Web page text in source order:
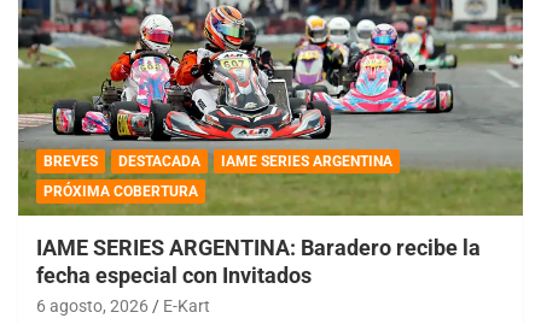
BREVES DESTACADA
IAME SERIES ARGENTINA
PRÓXIMA COBERTURA
IAME SERIES ARGENTINA: Baradero recibe la
fecha especial con Invitados
6 agosto, 2026 E-Kart